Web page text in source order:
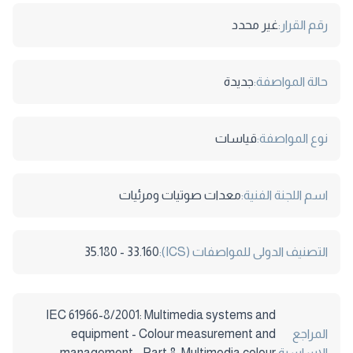
رقم القرار:غير محدد
حالة المواصفة:جديدة
نوع المواصفة:قياسات
اسم اللجنة الفنية:معدات صوتيات ومرئيات
التصنيف الدولى للمواصفات (ICS): 33.160 - 35.180
المراجع
IEC 61966-8/2001: Multimedia systems and
equipment - Colour measurement and